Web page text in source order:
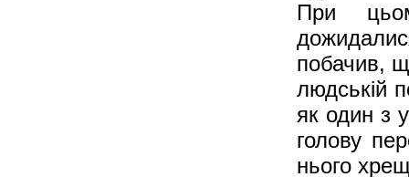
При
побачив,
людській
як один з
голову
нього